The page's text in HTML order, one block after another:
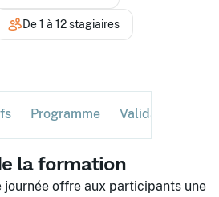
De 1 à 12 stagiaires
Programme Validation
la formation
offre aux participants une